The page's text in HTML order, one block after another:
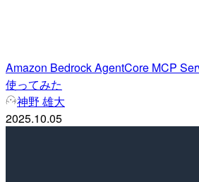
Amazon Bedrock AgentCore MCP
使ってみた
神野 雄大
2025.10.05